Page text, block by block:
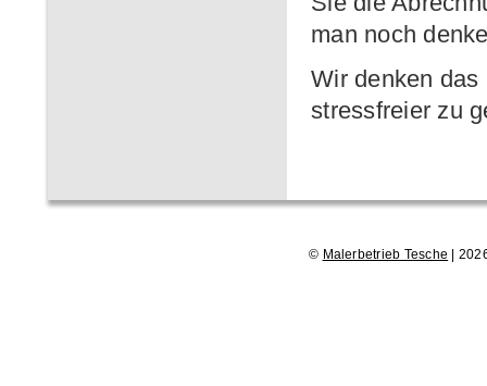
man noch
Wir denken
stressfreier zu
© Malerbetrieb Tesche |